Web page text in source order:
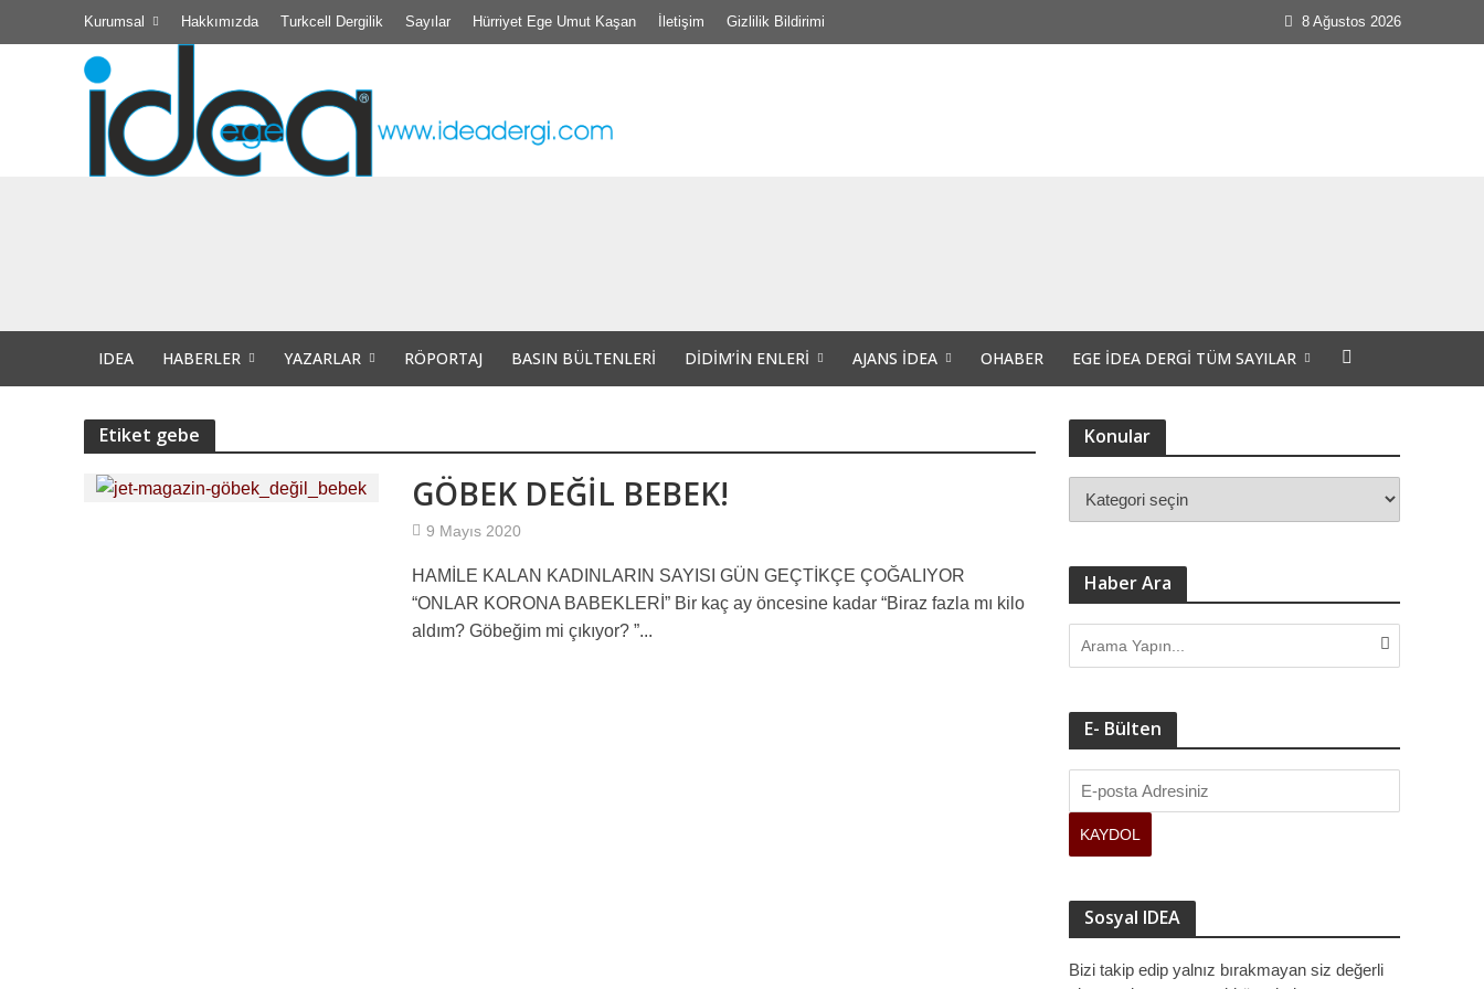
Kurumsal Hakkımızda Turkcell Dergilik Sayılar Hürriyet Ege Umut Kaşan İletişim Gizlilik Bildirimi 8 Ağustos 2026
Bir insanın bir diğer insana, bir başka canlıya yapabileceği tüm kötülüklere şahit olduğumuz günlerdeyiz.
10 NUMARA ANLAŞMA “ 10 Numara Sportif Didim ‘in Maç Kombineleri DİHAD’a emanet”
Türkiye İşçi Partisi düzenlediği bir basın toplantısı ile Halk için Ekonomi Paketi’ni basına ve kamuoyuna sundu.
Tip İlçe Yönetimi Basın Açıklamasıdır
IDEA HABERLER YAZARLAR RÖPORTAJ BASIN BÜLTENLERI DIDIM’IN ENLERI AJANS İDEA OHABER EGE İDEA DERGI TÜM SAYILAR
Etiket gebe
GÖBEK DEĞİL BEBEK!
9 Mayıs 2020
HAMİLE KALAN KADINLARIN SAYISI GÜN GEÇTİKÇE ÇOĞALIYOR
“ONLAR KORONA BABEKLERİ” Bir kaç ay öncesine kadar “Biraz fazla mı kilo
aldım? Göbeğim mi çıkıyor? ”...
Konular
Haber Ara
E- Bülten
Sosyal IDEA
Bizi takip edip yalnız bırakmayan siz değerli